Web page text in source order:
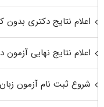
اعلام نتایج دکتری بدون
اعلام نتایج نهایی آزمون دکتری سال
شروع ثبت نام آزمون زبان